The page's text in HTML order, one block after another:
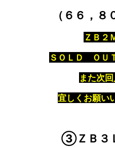
（６６，８
ＺＢ２
ＳＯＬＤ ＯＵ
また次
宜しくお願い
③ＺＢ３